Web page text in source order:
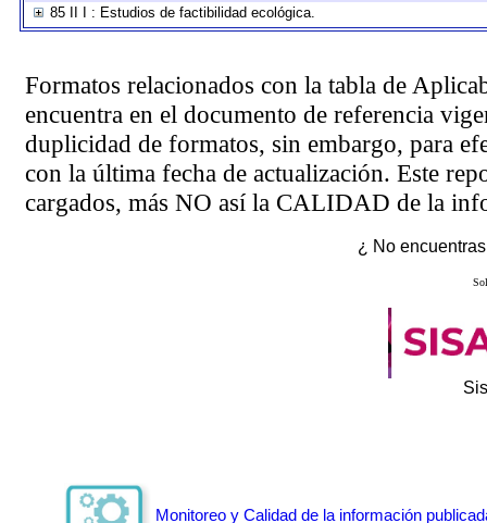
85 II I : Estudios de factibilidad ecológica.
Formatos relacionados con la tabla de
encuentra en el documento de referencia
duplicidad de formatos, sin embargo, para
con la última fecha de actualización. Este
cargados, más NO así la CALIDAD de la
¿ No
Monitoreo y Calidad de la información